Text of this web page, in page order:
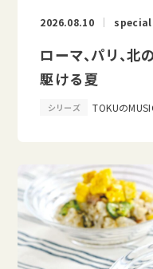
2026.08.10 special
ローマ、パリ、
駆ける夏
シリーズ TOKUの